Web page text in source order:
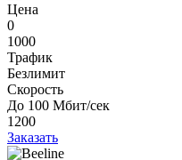
Цена
0
1000
Трафик
Безлимит
Скорость
До 100 Мбит/сек
1200
Заказать